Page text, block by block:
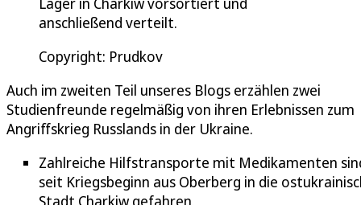
anschließend verteilt.
Copyright: Prudkov
Auch im zweiten Teil unseres Blogs erzählen zwei
Studienfreunde regelmäßig von ihren Erlebnissen zum
Angriffskrieg Russlands in der Ukraine.
Zahlreiche Hilfstransporte mit Medikamenten
seit Kriegsbeginn aus Oberberg in die
Stadt Charkiw gefahren.